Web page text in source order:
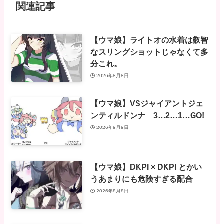
関連記事
【ウマ娘】ライトオの水着は叡智
なスリングショットじゃなくて多
分これ。
2026年8月8日
【ウマ娘】VSジャイアントジェ
ンティルドンナ 3…2…1…GO!
2026年8月8日
【ウマ娘】DKPI × DKPI とかい
うあまりにも危険すぎる配合
2026年8月8日